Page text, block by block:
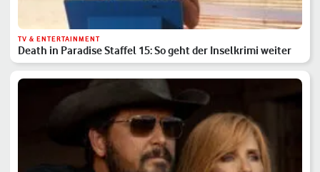
TV & ENTERTAINMENT
Death in Paradise Staffel 15: So geht der Inselkrimi weiter